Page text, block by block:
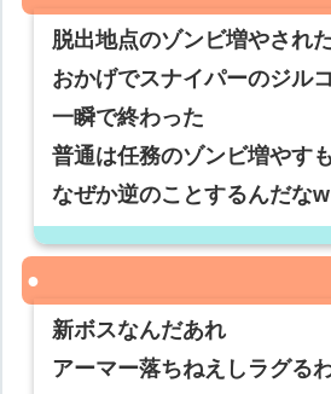
脱出地点のゾンビ増やされ
おかげでスナイパーのジル
一瞬で終わった
普通は任務のゾンビ増やす
なぜか逆のことするんだなw
新ボスなんだあれ
アーマー落ちねえしラグる